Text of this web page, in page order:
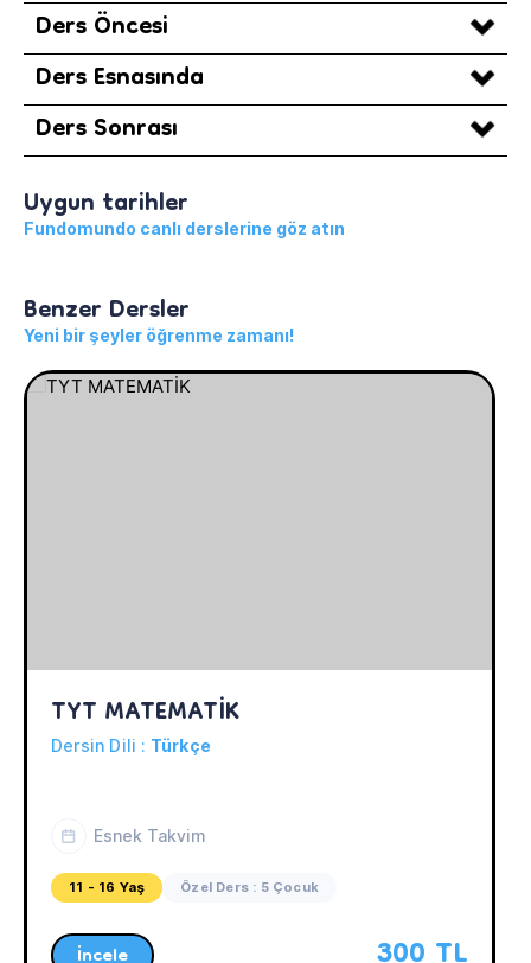
Ders Öncesi
Ders Esnasında
Ders Sonrası
Uygun tarihler
Fundomundo canlı derslerine göz atın
Benzer Dersler
Yeni bir şeyler öğrenme zamanı!
TYT MATEMATİK
Dersin Dili : Türkçe
Esnek Takvim
11 - 16 Yaş Özel Ders : 5 Çocuk